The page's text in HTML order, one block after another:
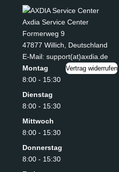
Axdia Service Center
Formerweg 9
47877 Willich, Deutschland
E-Mail: support(at)axdia.de
Montag
8:00 - 15:30
Dienstag
8:00 - 15:30
Mittwoch
8:00 - 15:30
Donnerstag
8:00 - 15:30
Vertrag widerrufen